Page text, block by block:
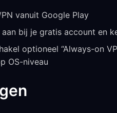
vanuit Google Play
bij je gratis account en
optioneel “Always-on
OS-niveau